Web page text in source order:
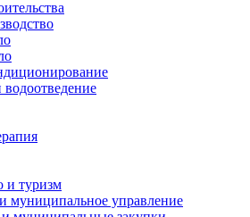
и туризм
муниципальное управление